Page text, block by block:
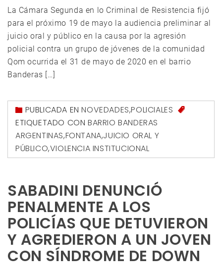
La Cámara Segunda en lo Criminal de Resistencia fijó
para el próximo 19 de mayo la audiencia preliminar al
juicio oral y público en la causa por la agresión
policial contra un grupo de jóvenes de la comunidad
Qom ocurrida el 31 de mayo de 2020 en el barrio
Banderas […]
PUBLICADA ENNOVEDADES,POLICIALES
ETIQUETADO CON BARRIO BANDERAS
ARGENTINAS,FONTANA,JUICIO ORAL Y
PÚBLICO,VIOLENCIA INSTITUCIONAL
SABADINI DENUNCIÓ
PENALMENTE A LOS
POLICÍAS QUE DETUVIERON
Y AGREDIERON A UN JOVEN
CON SÍNDROME DE DOWN